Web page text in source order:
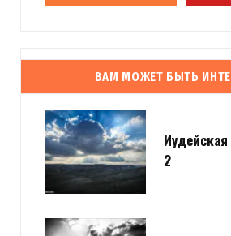
ВАМ МОЖЕТ БЫТЬ
2